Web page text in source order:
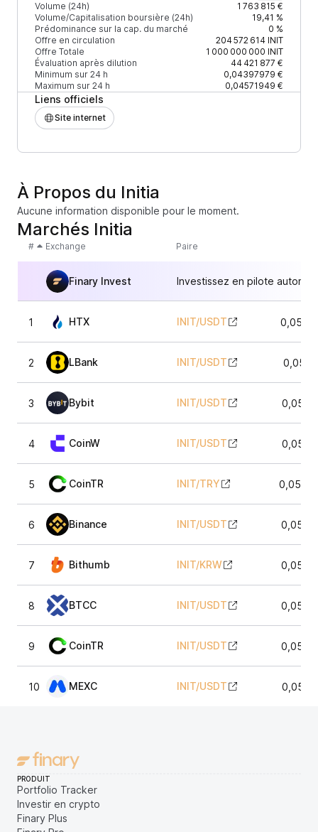
Volume (24h)
1 763 815 €
Volume/Capitalisation boursière (24h)
19,41 %
Prédominance sur la cap. du marché
0 %
Offre en circulation
204 572 614INIT
Offre Totale
1 000 000 000 INIT
Évaluation après dilution
44 421 877 €
Minimum sur 24 h
0,04397979 €
Maximum sur 24 h
0,04571949 €
Liens officiels
Site internet
À Propos du Initia
Aucune information disponible pour le moment.
Marchés Initia
# Exchange Paire
Finary Invest Investissez en pilote
1 HTX INIT/USDT
2 LBank INIT/USDT
3 Bybit INIT/USDT
4 CoinW INIT/USDT
5 CoinTR INIT/TRY
6 Binance INIT/USDT
7 Bithumb INIT/KRW
8 BTCC INIT/USDT
9 CoinTR INIT/USDT
10 MEXC INIT/USDT
PRODUIT
Portfolio Tracker
Investir en crypto
Finary Plus